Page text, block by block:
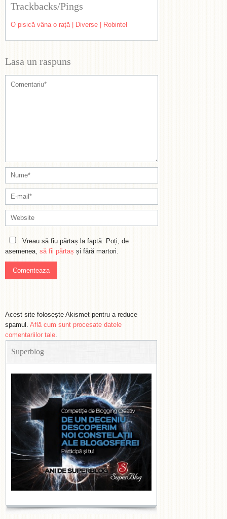
Trackbacks/Pings
O pisică vâna o rață | Diverse | Robintel
Lasa un raspuns
Vreau să fiu părtaș la faptă. Poți, de
asemenea, să fii părtaș și fără martori.
Acest site folosește Akismet pentru a reduce
spamul. Află cum sunt procesate datele
comentariilor tale.
Superblog